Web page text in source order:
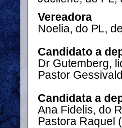
Vereadora
Noelia, do PL,
Candidato a
Dr Gutemberg,
Pastor
Candidata a
Ana Fidelis, do
Pastora Raquel